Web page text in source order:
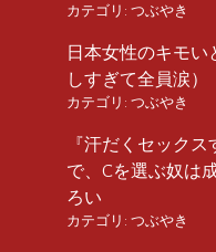
カテゴリ: つぶやき
日本女性のキモ
しすぎて全員涙）
カテゴリ: つぶやき
『汗だくセック
で、Cを選ぶ奴は
ろい
カテゴリ: つぶやき